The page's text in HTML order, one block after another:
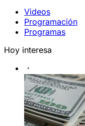
Videos
Programación
Programas
Hoy interesa